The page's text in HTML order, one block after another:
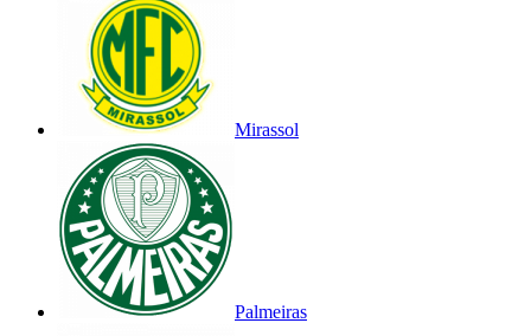
Mirassol
Palmeiras